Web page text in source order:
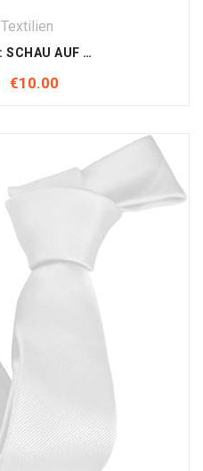
Textilien
Kinder T-Shirt: SCHAU AUF DICH , SCHAU AUF MICH
€10.00